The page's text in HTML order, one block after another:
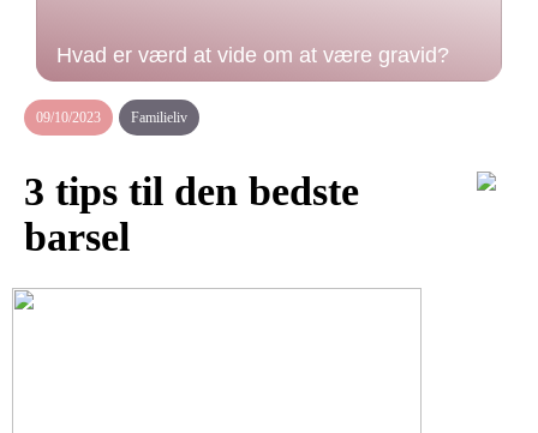
Hvad er værd at vide om at være gravid?
09/10/2023 Familieliv
3 tips til den bedste
barsel